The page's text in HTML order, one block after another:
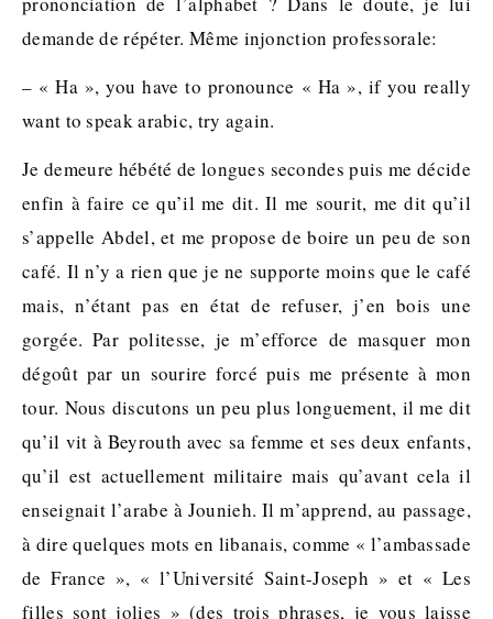
demande de répéter. Même injonction professorale:
– « Ha », you have to pronounce « Ha », if you really
want to speak arabic, try again.
Je demeure hébété de longues secondes puis me décide
enfin à faire ce qu’il me dit. Il me sourit, me dit qu’il
s’appelle Abdel, et me propose de boire un peu de son
café. Il n’y a rien que je ne supporte moins que le café
mais, n’étant pas en état de refuser, j’en bois une
gorgée. Par politesse, je m’efforce de masquer mon
dégoût par un sourire forcé puis me présente à mon
tour. Nous discutons un peu plus longuement, il me dit
qu’il vit à Beyrouth avec sa femme et ses deux enfants,
qu’il est actuellement militaire mais qu’avant cela il
enseignait l’arabe à Jounieh. Il m’apprend, au passage,
à dire quelques mots en libanais, comme « l’ambassade
de France », « l’Université Saint-Joseph » et « Les
filles sont jolies » (des trois phrases, je vous laisse